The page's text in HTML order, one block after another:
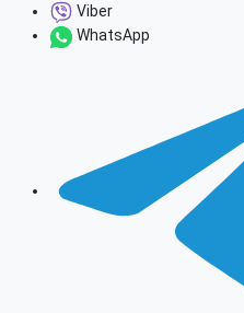
Viber
WhatsApp